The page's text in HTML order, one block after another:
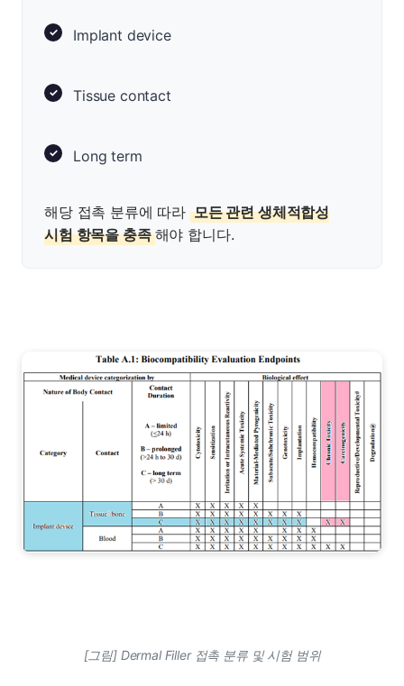
Implant device
Tissue contact
Long term
해당 접촉 분류에 따라 모든 관련 생체적합성
시험 항목을 충족 해야 합니다.
[그림] Dermal Filler 접촉 분류 및 시험 범위